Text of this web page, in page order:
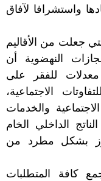
واستشرافا لآفاق
جعلت من الأقاليم
النهضوية أن
للفقر على
الاجتماعية،
والخدمات
الداخلي الخام
بشكل مطرد من
كافة المتطلبات